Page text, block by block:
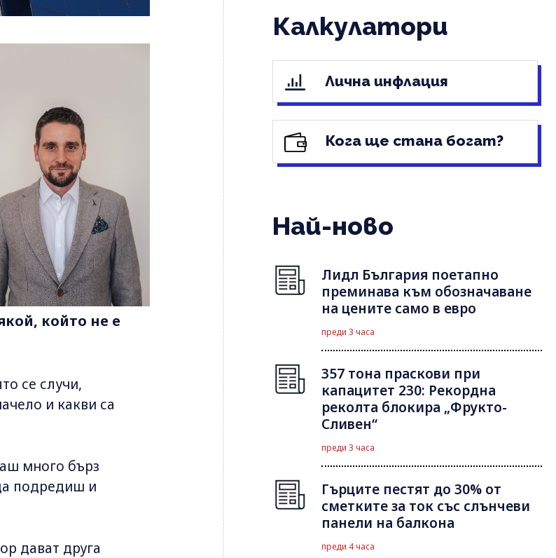
който не е
се случи,
и какви са
много бърз
подредиш и
дават друга
Калкулатори
Лична инфлация
Кога ще стана богат?
Най-ново
Лидл България поетапно
преминава към обозначаване
на цените само в евро
преди 3 часа
357 тона праскови при
капацитет 230: Рекордна
реколта блокира „Фрукто-
Сливен“
преди 3 часа
Гърците пестят до 30% от
сметките за ток със слънчеви
панели на балкона
преди 4 часа